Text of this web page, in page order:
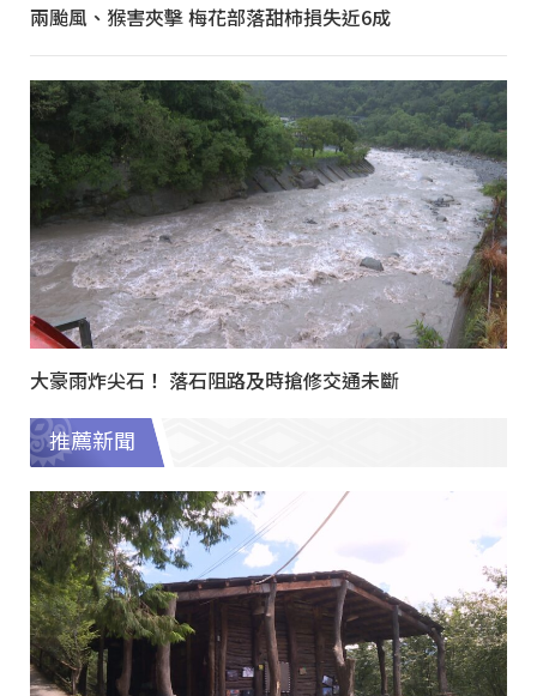
兩颱風、猴害夾擊 梅花部落甜柿損失近6成
大豪雨炸尖石！ 落石阻路及時搶修交通未斷
推薦新聞